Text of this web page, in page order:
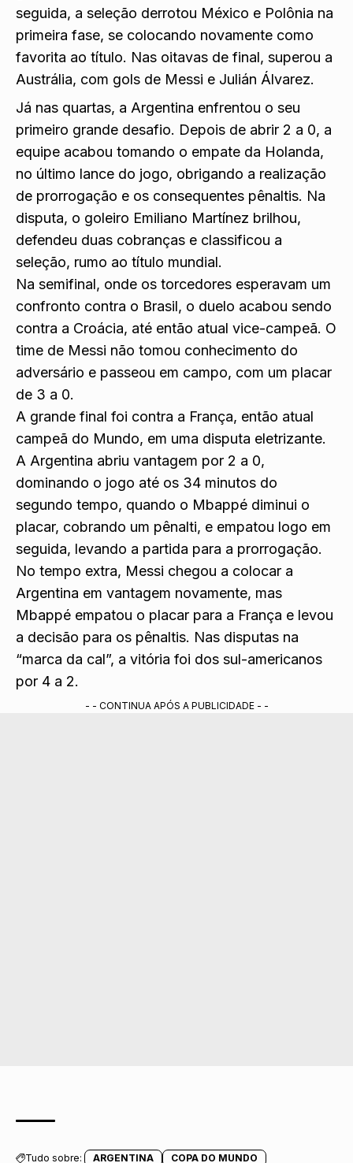
seguida, a seleção derrotou México e Polônia na
primeira fase, se colocando novamente como
favorita ao título. Nas oitavas de final, superou a
Austrália, com gols de Messi e Julián Álvarez.
Já nas quartas, a Argentina enfrentou o seu
primeiro grande desafio. Depois de abrir 2 a 0, a
equipe acabou tomando o empate da Holanda,
no último lance do jogo, obrigando a realização
de prorrogação e os consequentes pênaltis. Na
disputa, o goleiro Emiliano Martínez brilhou,
defendeu duas cobranças e classificou a
seleção, rumo ao título mundial.
Na semifinal, onde os torcedores esperavam um
confronto contra o Brasil, o duelo acabou sendo
contra a Croácia, até então atual vice-campeã. O
time de Messi não tomou conhecimento do
adversário e passeou em campo, com um placar
de 3 a 0.
A grande final foi contra a França, então atual
campeã do Mundo, em uma disputa eletrizante.
A Argentina abriu vantagem por 2 a 0,
dominando o jogo até os 34 minutos do
segundo tempo, quando o Mbappé diminui o
placar, cobrando um pênalti, e empatou logo em
seguida, levando a partida para a prorrogação.
No tempo extra, Messi chegou a colocar a
Argentina em vantagem novamente, mas
Mbappé empatou o placar para a França e levou
a decisão para os pênaltis. Nas disputas na
“marca da cal”, a vitória foi dos sul-americanos
por 4 a 2.
- - CONTINUA APÓS A PUBLICIDADE - -
Tudo sobre: ARGENTINA COPA DO MUNDO